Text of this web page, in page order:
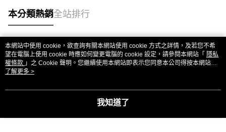
本分類熱銷全站排行
熱門標籤
本網站中使用 cookie，欲查詢有關本網站使用 cookie 方式之詳情，及若您不希
望在電腦上使用 cookie 時應如何變更電腦的 cookie 設定，請參閱本網站「 隱私
權條款 」之 Cookie 聲明。您繼續使用本網站即表示您同意本公司得按本網站使
用條款之 Cookie 聲明使用 cookie。
了解更多 >
我知道了